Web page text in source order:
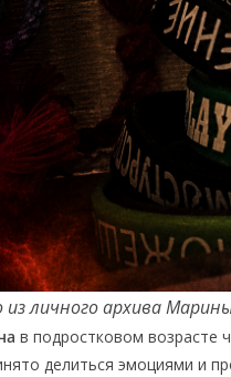
личного архива
в подростковом возрасте
делиться эмоциями и